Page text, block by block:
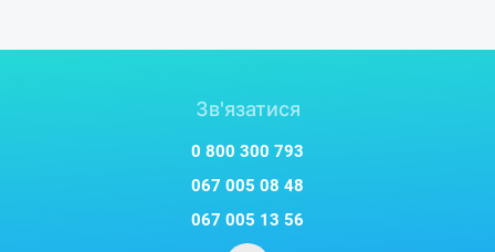
Зв'язатися
0 800 300 793
067 005 08 48
067 005 13 56